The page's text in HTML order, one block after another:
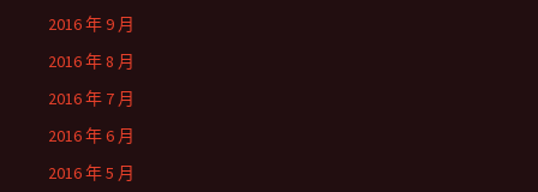
2016 年 9 月
2016 年 8 月
2016 年 7 月
2016 年 6 月
2016 年 5 月